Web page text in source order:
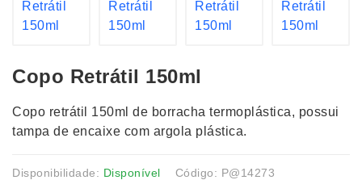
Copo Retrátil 150ml
Copo retrátil 150ml de borracha termoplástica, possui
tampa de encaixe com argola plástica.
Disponibilidade: Disponível Código: P@14273